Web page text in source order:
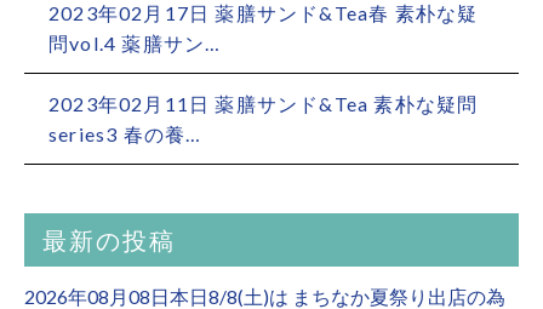
2023年02月17日 薬膳サンド&Tea春 素朴な疑
問vol.4 薬膳サン…
2023年02月11日 薬膳サンド&Tea 素朴な疑問
series3 春の養…
最新の投稿
2026年08月08日本日8/8(土)は まちなか夏祭り出店の為